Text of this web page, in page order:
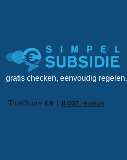
gratis checken, eenvoudig regelen.